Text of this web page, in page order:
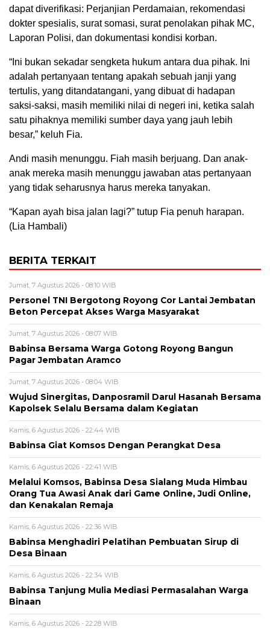
dapat diverifikasi: Perjanjian Perdamaian, rekomendasi
dokter spesialis, surat somasi, surat penolakan pihak MC,
Laporan Polisi, dan dokumentasi kondisi korban.
“Ini bukan sekadar sengketa hukum antara dua pihak. Ini
adalah pertanyaan tentang apakah sebuah janji yang
tertulis, yang ditandatangani, yang dibuat di hadapan
saksi-saksi, masih memiliki nilai di negeri ini, ketika salah
satu pihaknya memiliki sumber daya yang jauh lebih
besar,” keluh Fia.
Andi masih menunggu. Fiah masih berjuang. Dan anak-
anak mereka masih menunggu jawaban atas pertanyaan
yang tidak seharusnya harus mereka tanyakan.
“Kapan ayah bisa jalan lagi?” tutup Fia penuh harapan.
(Lia Hambali)
BERITA TERKAIT
Jumat, 7 Agustus 2026 - 08:10 WIB
Personel TNI Bergotong Royong Cor Lantai Jembatan
Beton Percepat Akses Warga Masyarakat
Jumat, 7 Agustus 2026 - 08:07 WIB
Babinsa Bersama Warga Gotong Royong Bangun
Pagar Jembatan Aramco
Jumat, 7 Agustus 2026 - 08:04 WIB
Wujud Sinergitas, Danposramil Darul Hasanah Bersama
Kapolsek Selalu Bersama dalam Kegiatan
Kamis, 6 Agustus 2026 - 22:44 WIB
Babinsa Giat Komsos Dengan Perangkat Desa
Kamis, 6 Agustus 2026 - 22:41 WIB
Melalui Komsos, Babinsa Desa Sialang Muda Himbau
Orang Tua Awasi Anak dari Game Online, Judi Online,
dan Kenakalan Remaja
Kamis, 6 Agustus 2026 - 22:36 WIB
Babinsa Menghadiri Pelatihan Pembuatan Sirup di
Desa Binaan
Kamis, 6 Agustus 2026 - 22:34 WIB
Babinsa Tanjung Mulia Mediasi Permasalahan Warga
Binaan
Kamis, 6 Agustus 2026 - 22:28 WIB